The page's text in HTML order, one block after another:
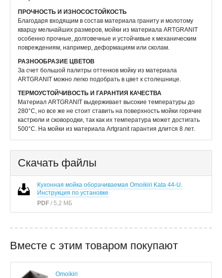
ПРОЧНОСТЬ И ИЗНОСОСТОЙКОСТЬ
Благодаря входящим в состав материала граниту и молотому
кварцу мельчайших размеров, мойки из материала ARTGRANIT
особенно прочные, долговечные и устойчивые к механическим
повреждениям, например, деформациям или сколам.
РАЗНООБРАЗИЕ ЦВЕТОВ
За счет большой палитры оттенков мойку из материала
ARTGRANIT можно легко подобрать в цвет к столешнице.
ТЕРМОУСТОЙЧИВОСТЬ И ГАРАНТИЯ КАЧЕСТВА
Материал ARTGRANIT выдерживает высокие температуры до
280°С, но все же не стоит ставить на поверхность мойки горячие
кастрюли и сковородки, так как их температура может достигать
500°С. На мойки из материала Artgranit гарантия длится 8 лет.
Скачать файлы
Кухонная мойка оборачиваемая Omoikiri Kata 44-U.
Инструкция по установке
PDF / 5,2 МБ
Вместе с этим товаром покупают
Omoikiri